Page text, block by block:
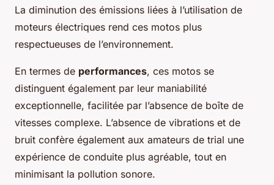
La diminution des émissions liées à l’utilisation de
moteurs électriques rend ces motos plus
respectueuses de l’environnement.
En termes de performances, ces motos se
distinguent également par leur maniabilité
exceptionnelle, facilitée par l’absence de boîte de
vitesses complexe. L’absence de vibrations et de
bruit confère également aux amateurs de trial une
expérience de conduite plus agréable, tout en
minimisant la pollution sonore.